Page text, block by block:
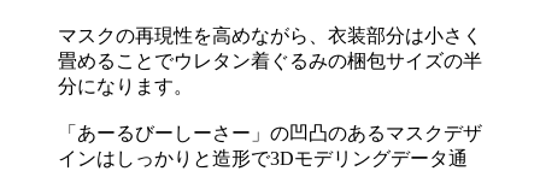
マスクの再現性を高めながら、衣装部分は小さく
畳めることでウレタン着ぐるみの梱包サイズの半
分になります。
「あーるびーしーさー」の凹凸のあるマスクデザ
インはしっかりと造形で3Dモデリングデータ通